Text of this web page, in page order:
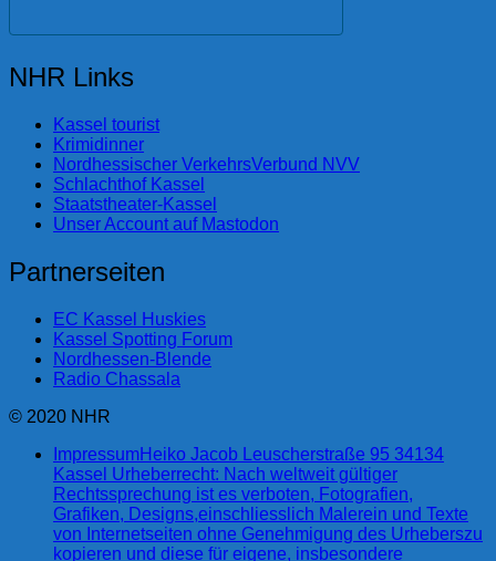
NHR Links
Kassel tourist
Krimidinner
Nordhessischer VerkehrsVerbund NVV
Schlachthof Kassel
Staatstheater-Kassel
Unser Account auf Mastodon
Partnerseiten
EC Kassel Huskies
Kassel Spotting Forum
Nordhessen-Blende
Radio Chassala
© 2020 NHR
ImpressumHeiko Jacob Leuscherstraße 95 34134
Kassel Urheberrecht: Nach weltweit gültiger
Rechtssprechung ist es verboten, Fotografien,
Grafiken, Designs,einschliesslich Malerein und Texte
von Internetseiten ohne Genehmigung des Urheberszu
kopieren und diese für eigene, insbesondere